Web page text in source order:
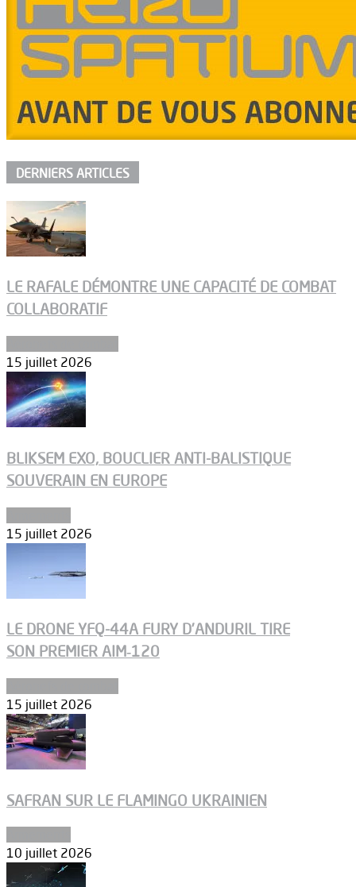
DERNIERS ARTICLES
LE RAFALE DÉMONTRE UNE CAPACITÉ DE COMBAT
COLLABORATIF
15 juillet 2026
BLIKSEM EXO, BOUCLIER ANTI-BALISTIQUE
SOUVERAIN EN EUROPE
15 juillet 2026
LE DRONE YFQ-44A FURY D’ANDURIL TIRE
SON PREMIER AIM‑120
15 juillet 2026
SAFRAN SUR LE FLAMINGO UKRAINIEN
10 juillet 2026